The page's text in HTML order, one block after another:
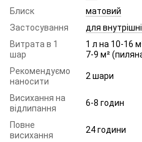
Блиск
матовий
Застосування
для
Витрата в 1
шар
1 л на 10-16
7-9 м²
Рекомендуємо
наносити
2 шари
Висихання на
відлипання
6-8 годин
Повне
висихання
24 години